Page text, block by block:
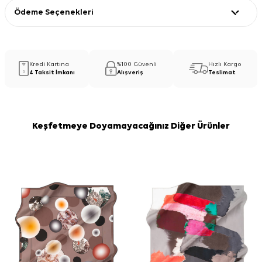
Ödeme Seçenekleri
Kredi Kartına
4 Taksit İmkanı
%100 Güvenli
Alışveriş
Hızlı Kargo
Teslimat
Keşfetmeye Doyamayacağınız Diğer Ürünler